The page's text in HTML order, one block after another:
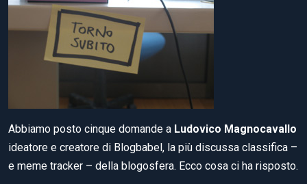
Abbiamo posto cinque domande a Ludovico Magnocavallo
ideatore e creatore di Blogbabel, la più discussa classifica –
e meme tracker – della blogosfera. Ecco cosa ci ha risposto.